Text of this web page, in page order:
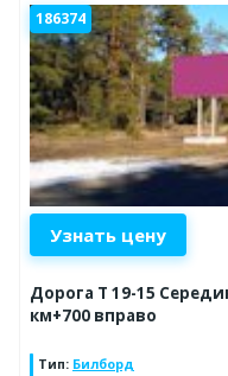
186374
Узнать цену
Дорога Т 19-15
км+700 вправо
Тип: Билборд